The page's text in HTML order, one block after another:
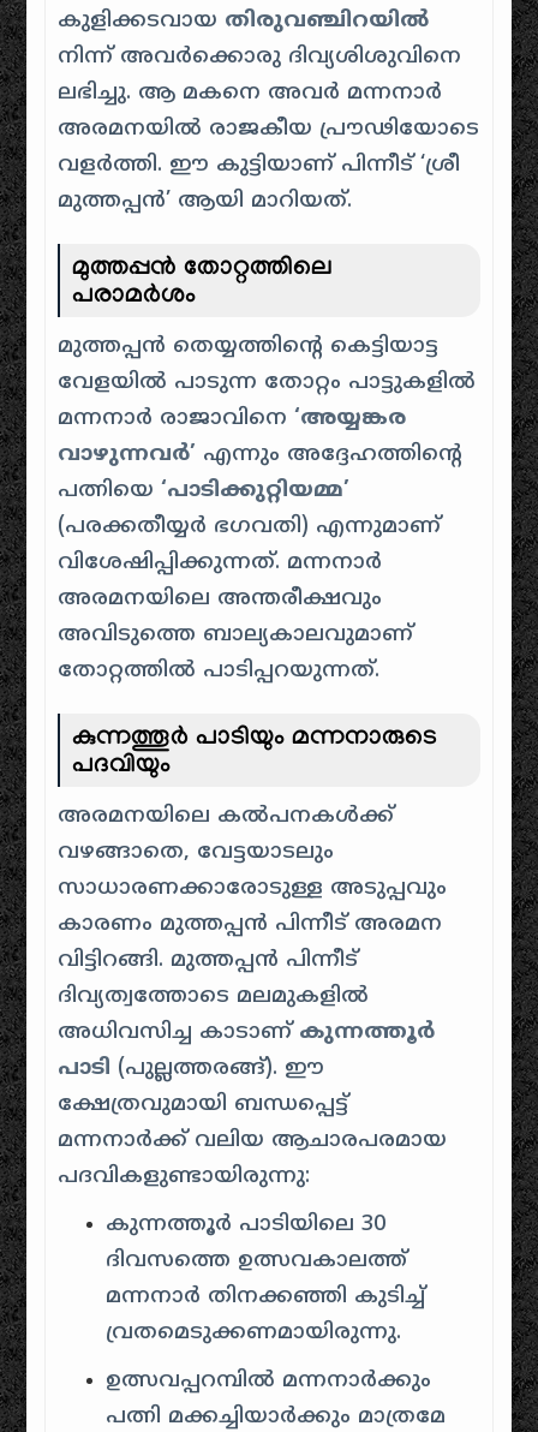
കുളിക്കടവായ തിരുവഞ്ചിറയിൽ
നിന്ന് അവർക്കൊരു ദിവ്യശിശുവിനെ
ലഭിച്ചു. ആ മകനെ അവർ മന്നനാർ
അരമനയിൽ രാജകീയ പ്രൗഢിയോടെ
വളർത്തി. ഈ കുട്ടിയാണ് പിന്നീട് ‘ശ്രീ
മുത്തപ്പൻ’ ആയി മാറിയത്.
മുത്തപ്പൻ തോറ്റത്തിലെ
പരാമർശം
മുത്തപ്പൻ തെയ്യത്തിന്റെ കെട്ടിയാട്ട
വേളയിൽ പാടുന്ന തോറ്റം പാട്ടുകളിൽ
മന്നനാർ രാജാവിനെ‘അയ്യങ്കര
വാഴുന്നവർ’ എന്നും അദ്ദേഹത്തിന്റെ
പത്നിയെ‘പാടിക്കുറ്റിയമ്മ’
(പരക്കതീയ്യർ ഭഗവതി) എന്നുമാണ്
വിശേഷിപ്പിക്കുന്നത്. മന്നനാർ
അരമനയിലെ അന്തരീക്ഷവും
അവിടുത്തെ ബാല്യകാലവുമാണ്
തോറ്റത്തിൽ പാടിപ്പറയുന്നത്.
കുന്നത്തൂർ പാടിയും മന്നനാരുടെ
പദവിയും
അരമനയിലെ കൽപനകൾക്ക്
വഴങ്ങാതെ, വേട്ടയാടലും
സാധാരണക്കാരോടുള്ള അടുപ്പവും
കാരണം മുത്തപ്പൻ പിന്നീട് അരമന
വിട്ടിറങ്ങി. മുത്തപ്പൻ പിന്നീട്
ദിവ്യത്വത്തോടെ മലമുകളിൽ
അധിവസിച്ച കാടാണ് കുന്നത്തൂർ
പാടി (പുല്ലത്തരങ്ങ്). ഈ
ക്ഷേത്രവുമായി ബന്ധപ്പെട്ട്
മന്നനാർക്ക് വലിയ ആചാരപരമായ
പദവികളുണ്ടായിരുന്നു:
കുന്നത്തൂർ പാടിയിലെ 30
ദിവസത്തെ ഉത്സവകാലത്ത്
മന്നനാർ തിനക്കഞ്ഞി കുടിച്ച്
വ്രതമെടുക്കണമായിരുന്നു.
ഉത്സവപ്പറമ്പിൽ മന്നനാർക്കും
പത്നി മക്കച്ചിയാർക്കും മാത്രമേ